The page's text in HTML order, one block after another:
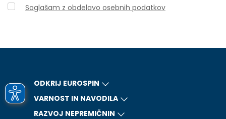
Soglašam z obdelavo osebnih podatkov
ODKRIJ EUROSPIN
VARNOST IN NAVODILA
RAZVOJ NEPREMIČNIN